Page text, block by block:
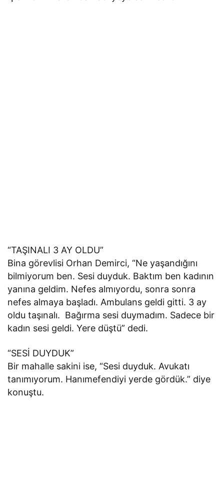
“TAŞINALI 3 AY OLDU”
Bina görevlisi Orhan Demirci, “Ne yaşandığını
bilmiyorum ben. Sesi duyduk. Baktım ben kadının
yanına geldim. Nefes almıyordu, sonra sonra
nefes almaya başladı. Ambulans geldi gitti. 3 ay
oldu taşınalı. Bağırma sesi duymadım. Sadece bir
kadın sesi geldi. Yere düştü” dedi.
“SESİ DUYDUK”
Bir mahalle sakini ise, “Sesi duyduk. Avukatı
tanımıyorum. Hanımefendiyi yerde gördük.” diye
konuştu.